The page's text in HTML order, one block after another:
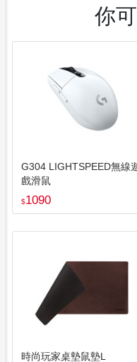
你
G304 LIGHTSPEED無線
戲滑鼠
$1090
時尚玩家桌墊鼠墊L